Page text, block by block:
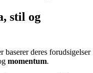
stil og
baserer deres forudsigelser
momentum.